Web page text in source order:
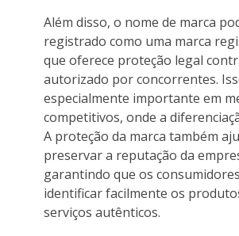
Além disso, o nome de marca
registrado como uma marca
que oferece proteção legal
autorizado por concorrentes.
especialmente importante em
competitivos, onde a
A proteção da marca também
preservar a reputação da
garantindo que os
identificar facilmente os
serviços autênticos.